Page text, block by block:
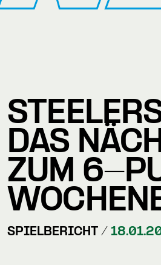
DAS
ZUM 6-
SPIELBERICHT /